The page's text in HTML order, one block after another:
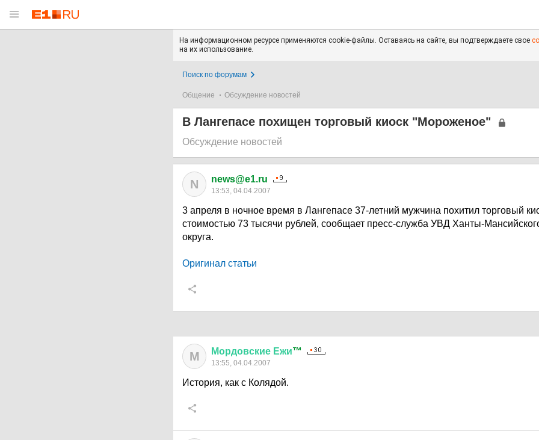
На информационном ресурсе применяются cookie-файлы. Оставаясь на сайте, вы подтверждаете свое
на их использование.
Поиск по форумам
Общение Обсуждение новостей
В Лангепасе похищен торговый киоск "Мороженое"
Обсуждение новостей
N news@e1.ru
13:53, 04.04.2007
3 апреля в ночное время в Лангепасе 37-летний мужчина похитил торговый
стоимостью 73 тысячи рублей, сообщает пресс-служба УВД Ханты-
округа.
Оригинал статьи
М Мордовские Ежи™
13:55, 04.04.2007
История, как с Колядой.